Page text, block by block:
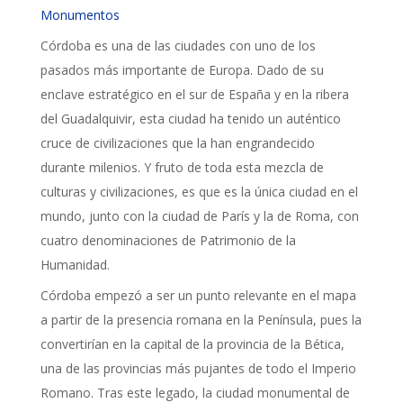
Monumentos
Córdoba es una de las ciudades con uno de los
pasados más importante de Europa. Dado de su
enclave estratégico en el sur de España y en la ribera
del Guadalquivir, esta ciudad ha tenido un auténtico
cruce de civilizaciones que la han engrandecido
durante milenios. Y fruto de toda esta mezcla de
culturas y civilizaciones, es que es la única ciudad en el
mundo, junto con la ciudad de París y la de Roma, con
cuatro denominaciones de Patrimonio de la
Humanidad.
Córdoba empezó a ser un punto relevante en el mapa
a partir de la presencia romana en la Península, pues la
convertirían en la capital de la provincia de la Bética,
una de las provincias más pujantes de todo el Imperio
Romano. Tras este legado, la ciudad monumental de